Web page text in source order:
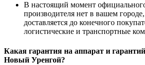
В настоящий момент
производителя нет в вашем
доставляется до конечного
логистические и транспортные
Какая гарантия на аппарат и
Новый Уренгой?